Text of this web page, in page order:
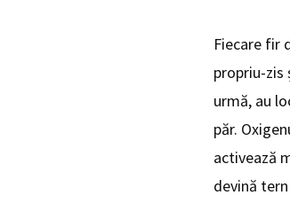
Fiecare fir
propriu-zis
urmă, au
păr.
activează
devină